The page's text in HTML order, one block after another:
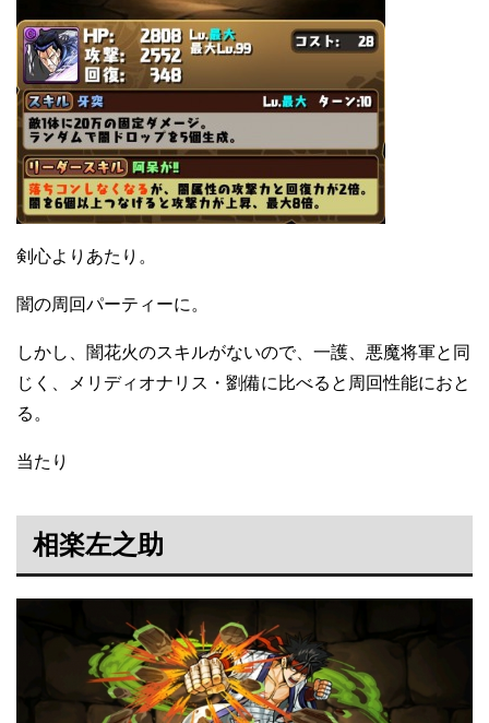
剣心よりあたり。
闇の周回パーティーに。
しかし、闇花火のスキルがないので、一護、悪魔将軍と同
じく、メリディオナリス・劉備に比べると周回性能におと
る。
当たり
相楽左之助